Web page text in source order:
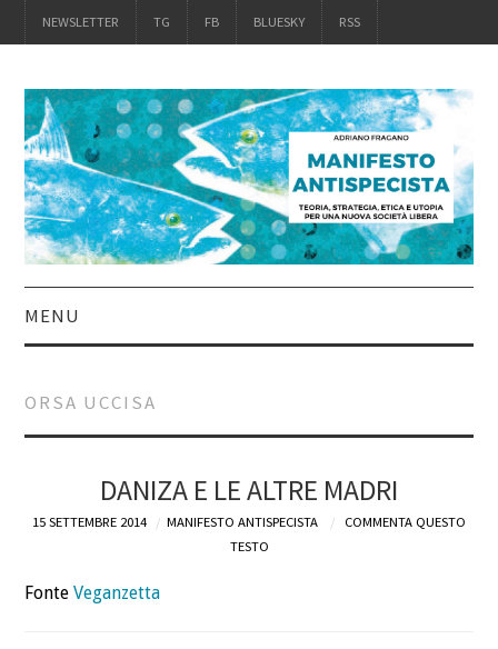
NEWSLETTER TG FB BLUESKY RSS
MENU
ACQUISTALO
CHI
ORSA UCCISA
DANIZA E LE ALTRE MADRI
15 SETTEMBRE 2014 MANIFESTO ANTISPECISTA
COMMENTA QUESTO
TESTO
FonteVeganzetta